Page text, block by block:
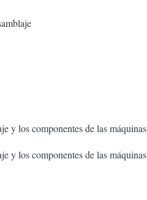
y los componentes de las
y los componentes de las